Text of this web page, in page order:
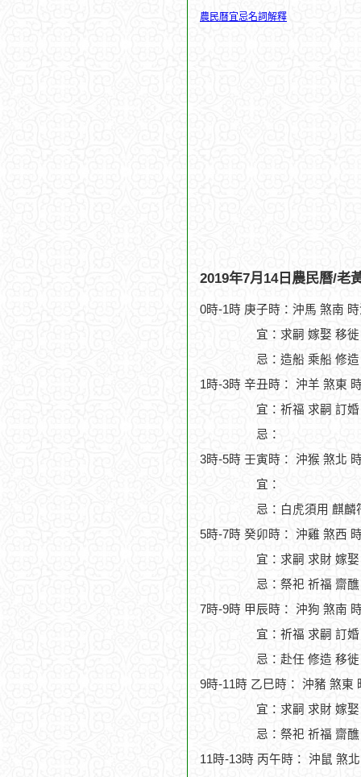
農民曆宜忌名詞解釋
2019年7月14日農民曆/老
0時-1時 庚子時：沖馬 煞南
宜：求嗣 嫁娶 移
忌：造船 乘船 修
1時-3時 辛丑時： 沖羊 煞東
宜：祈福 求嗣 訂
忌：
3時-5時 壬寅時： 沖猴 煞北
宜：
忌：白虎須用 麒麟
5時-7時 癸卯時： 沖雞 煞西
宜：求嗣 求財 嫁
忌：祭祀 祈福 齋
7時-9時 甲辰時： 沖狗 煞南
宜：祈福 求嗣 訂
忌：赴任 修造 移
9時-11時 乙巳時： 沖豬 煞東
宜：求嗣 求財 嫁
忌：祭祀 祈福 齋
11時-13時 丙午時： 沖鼠 煞